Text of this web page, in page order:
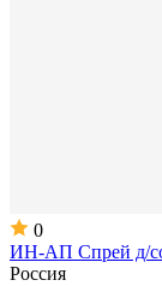
0
ИН-АП Спрей д/
Россия